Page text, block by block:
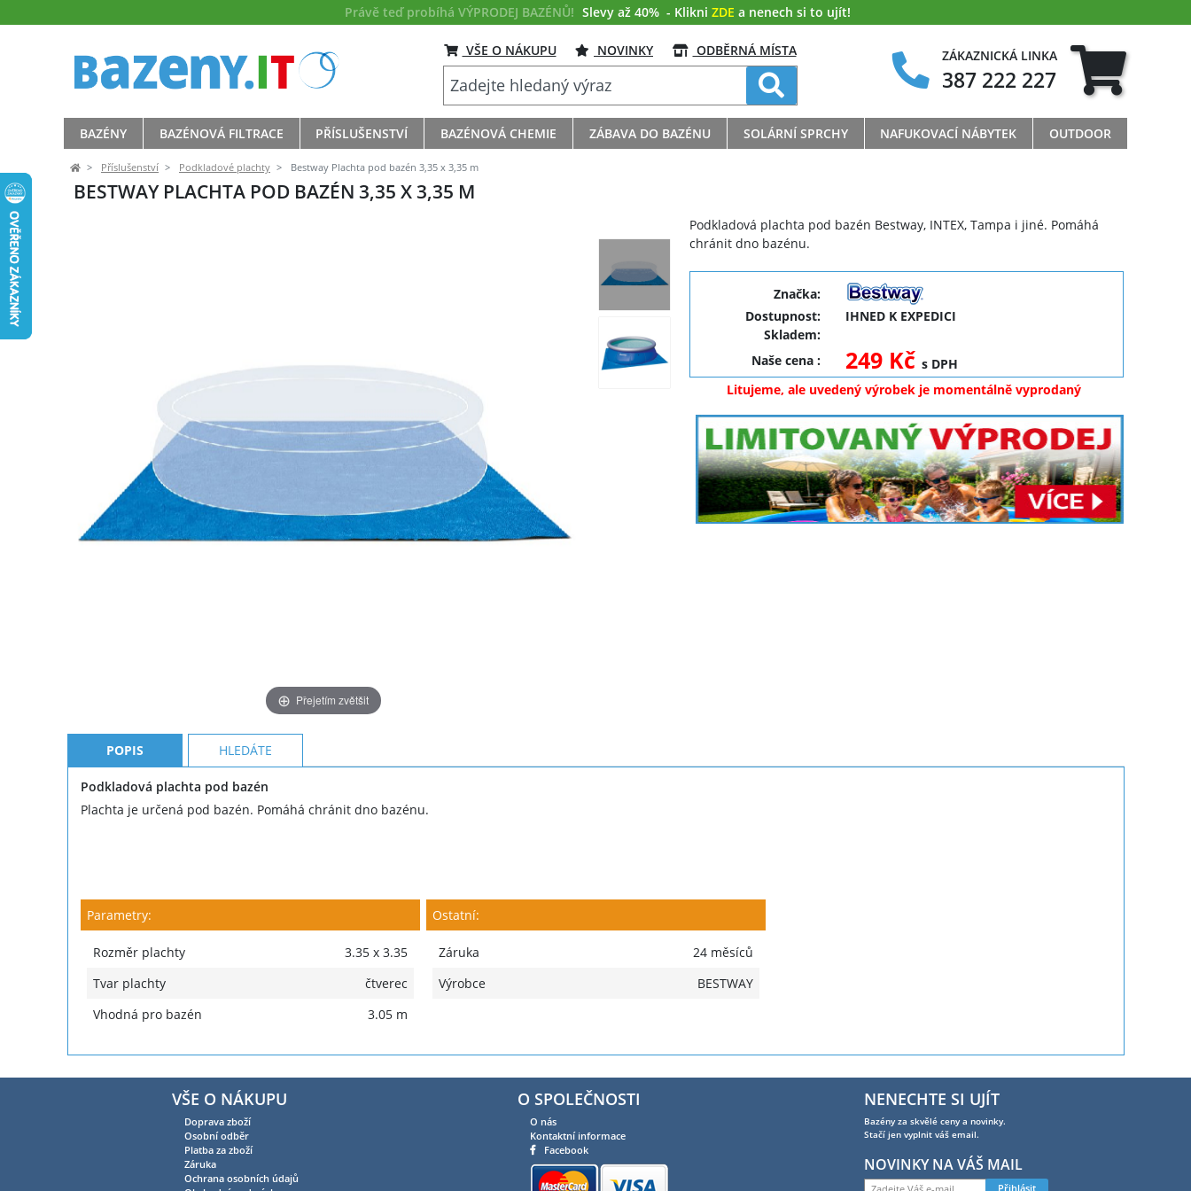
Právě teď probíhá VÝPRODEJ BAZÉNŮ! Slevy až 40% - Klikni ZDE a nenech si to ujít!
VŠE O NÁKUPU NOVINKY ODBĚRNÁ MÍSTA ZÁKAZNICKÁ LINKA
387 222 227
BAZÉNY BAZÉNOVÁ FILTRACE PŘÍSLUŠENSTVÍ BAZÉNOVÁ CHEMIE ZÁBAVA DO BAZÉNU SOLÁRNÍ SPRCHY NAFUKOVACÍ NÁBYTEK OUTDOOR
Příslušenství Podkladové plachty Bestway Plachta pod bazén 3,35 x 3,35 m
BESTWAY PLACHTA POD BAZÉN 3,35 X 3,35 M
Přejetím zvětšit
Podkladová plachta pod bazén Bestway, INTEX, Tampa i jiné. Pomáhá
chránit dno bazénu.
Značka:
Dostupnost:
IHNED K EXPEDICI
Skladem:
Naše cena: 249 Kčs DPH
Litujeme, ale uvedený výrobek je momentálně vyprodaný
POPIS HLEDÁTE
Podkladová plachta pod bazén
Plachta je určená pod bazén. Pomáhá chránit dno bazénu.
Parametry:
Rozměr plachty
3.35 x 3.35
Tvar plachty
čtverec
Vhodná pro bazén
3.05 m
Ostatní:
Záruka
24 měsíců
Výrobce
BESTWAY
VŠE O NÁKUPU
Doprava zboží
Osobní odběr
Platba za zboží
Záruka
Ochrana osobních údajů
O SPOLEČNOSTI
O nás
Kontaktní informace
Facebook
NENECHTE SI UJÍT
Bazény za skvělé ceny a novinky.
Stačí jen vyplnit váš email.
NOVINKY NA VÁŠ MAIL
Přihlásit